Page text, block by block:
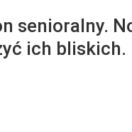
senioralny.
ich bliskich.